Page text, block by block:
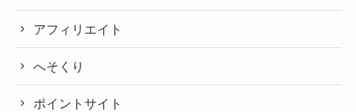
アフィリエイト
へそくり
ポイントサイト